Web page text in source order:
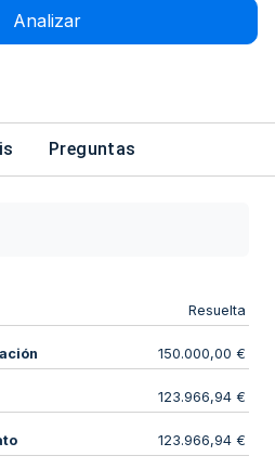
Analizar
Preguntas
Resuelta
150.000,00 €
123.966,94 €
123.966,94 €